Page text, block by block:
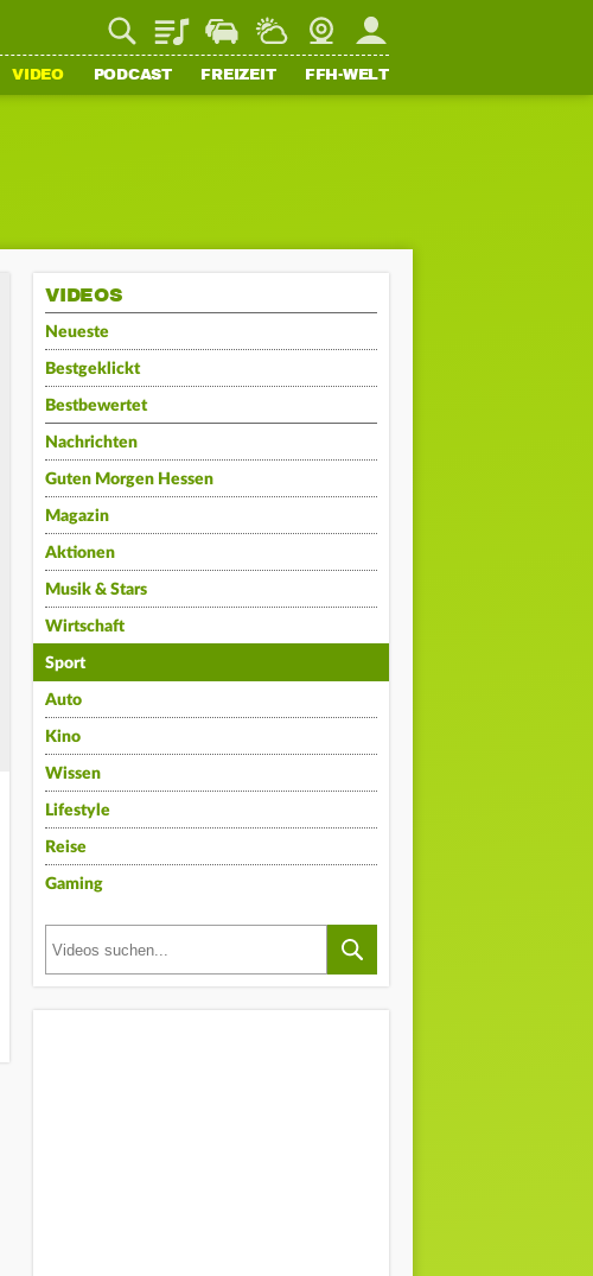
PlaylistStaupilotWetterWebcamMein FFH
VIDEO PODCAST FREIZEIT FFH-WELT
VIDEOS
Neueste
Bestgeklickt
Bestbewertet
Nachrichten
Guten Morgen Hessen
Magazin
Aktionen
Musik & Stars
Wirtschaft
Sport
Auto
Kino
Wissen
Lifestyle
Reise
Gaming